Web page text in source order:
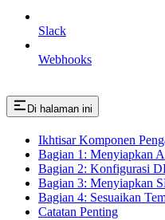
Slack
Webhooks
Di halaman ini
Ikhtisar Komponen
Bagian 1: Menyiapkan
Bagian 2: Konfigurasi
Bagian 3: Menyiapkan
Bagian 4: Sesuaikan
Catatan Penting